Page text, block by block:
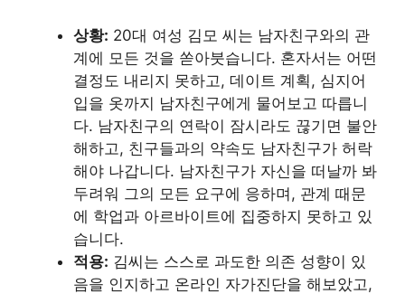
상황: 20대 여성 김모 씨는 남자친구와의 관
계에 모든 것을 쏟아붓습니다. 혼자서는 어떤
결정도 내리지 못하고, 데이트 계획, 심지어
입을 옷까지 남자친구에게 물어보고 따릅니
다. 남자친구의 연락이 잠시라도 끊기면 불안
해하고, 친구들과의 약속도 남자친구가 허락
해야 나갑니다. 남자친구가 자신을 떠날까 봐
두려워 그의 모든 요구에 응하며, 관계 때문
에 학업과 아르바이트에 집중하지 못하고 있
습니다.
적용: 김씨는 스스로 과도한 의존 성향이 있
음을 인지하고 온라인 자가진단을 해보았고,